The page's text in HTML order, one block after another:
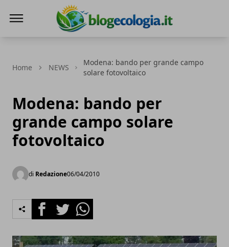
Home NEWS
Modena: bando per grande campo
solare fotovoltaico
Modena: bando per
grande campo solare
fotovoltaico
di Redazione06/04/2010
FacebookTwitterWhatsapp